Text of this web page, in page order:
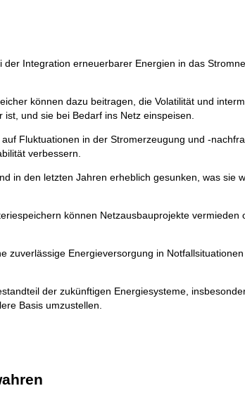
Integration erneuerbarer Energien in das
können dazu beitragen, die Volatilität und
und sie bei Bedarf ins Netz einspeisen.
Fluktuationen in der Stromerzeugung und -
verbessern.
in den letzten Jahren erheblich gesunken, was
können Netzausbauprojekte
zuverlässige Energieversorgung in
der zukünftigen Energiesysteme,
Basis umzustellen.